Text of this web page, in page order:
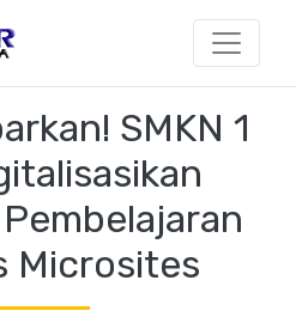
SMKN 1
Microsites